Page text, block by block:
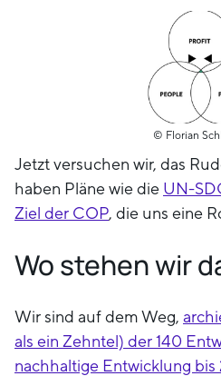
© Florian
Jetzt versuchen wir, das
haben Pläne wie die UN-
Ziel der COP, die uns eine
Wo stehen wir
Wir sind auf dem Weg, a
als ein Zehntel) der 140
nachhaltige Entwicklung bis